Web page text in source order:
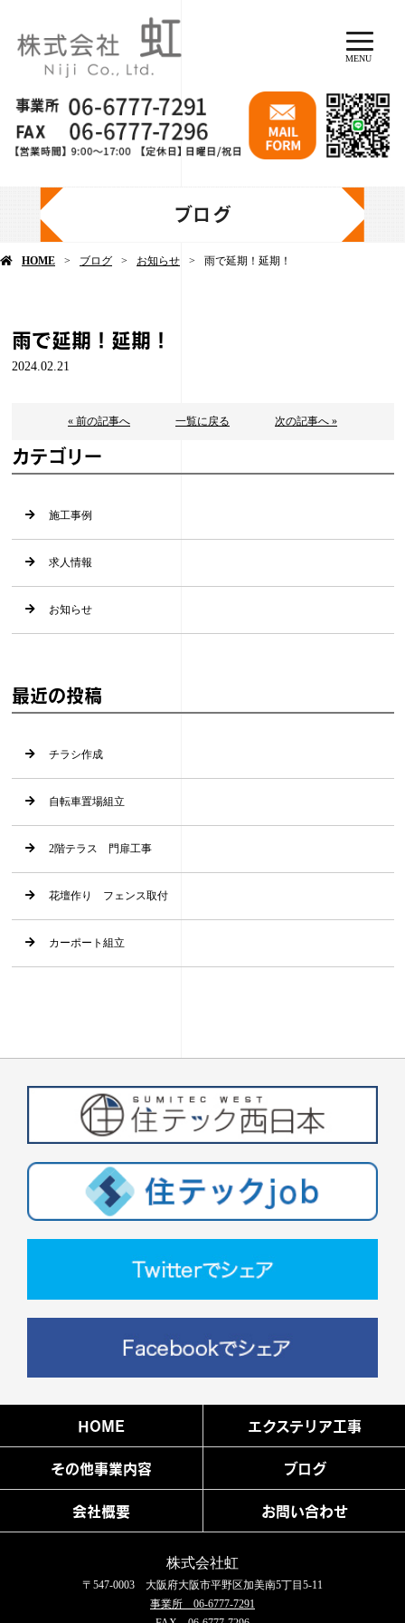
MENU
ブログ
HOME ブログ お知らせ 雨で延期！延期！
雨で延期！延期！
2024.02.21
« 前の記事へ 一覧に戻る 次の記事へ »
カテゴリー
施工事例
求人情報
お知らせ
最近の投稿
チラシ作成
自転車置場組立
2階テラス 門扉工事
花壇作り フェンス取付
カーポート組立
HOME エクステリア工事
その他事業内容 ブログ
会社概要 お問い合わせ
株式会社虹
〒547-0003 大阪府大阪市平野区加美南5丁目5-11
事業所 06-6777-7291